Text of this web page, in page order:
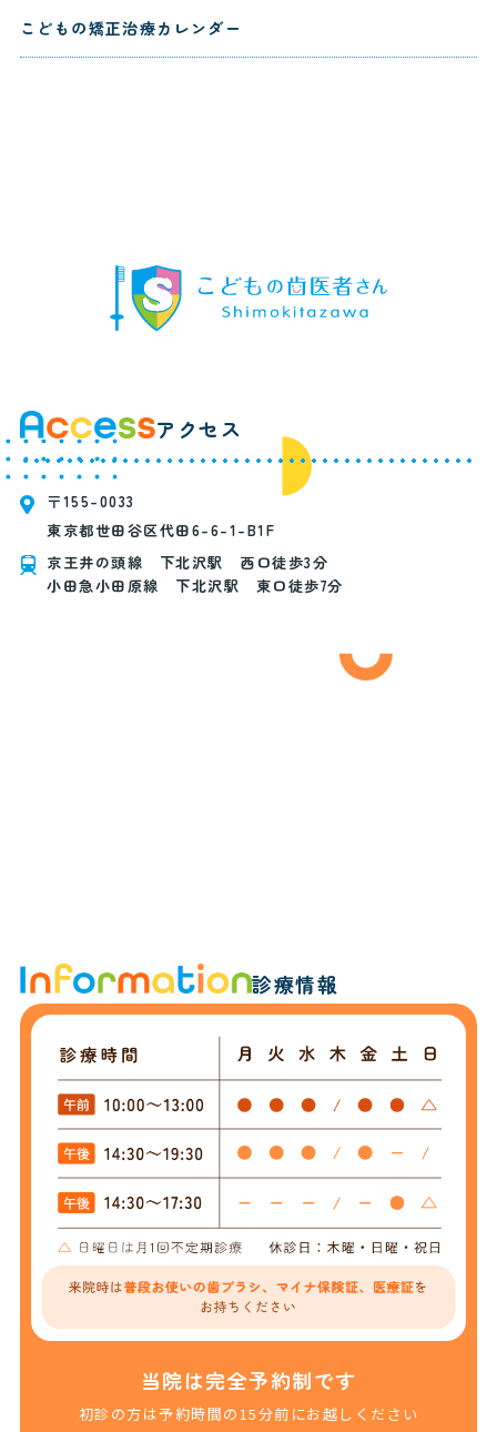
こどもの矯正治療カレンダー
診療情報
当院は完全予約制です
初診の方は予約時間の15分前にお越しください
アクセス
〒155-0033
東京都世田谷区代田6-6-1-B1F
京王井の頭線 下北沢駅 西口徒歩3分
小田急小田原線 下北沢駅 東口徒歩7分